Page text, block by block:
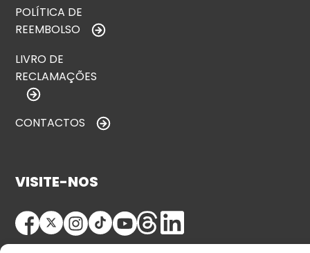
POLÍTICA DE
REEMBOLSO
LIVRO DE
RECLAMAÇÕES
CONTACTOS
VISITE-NOS